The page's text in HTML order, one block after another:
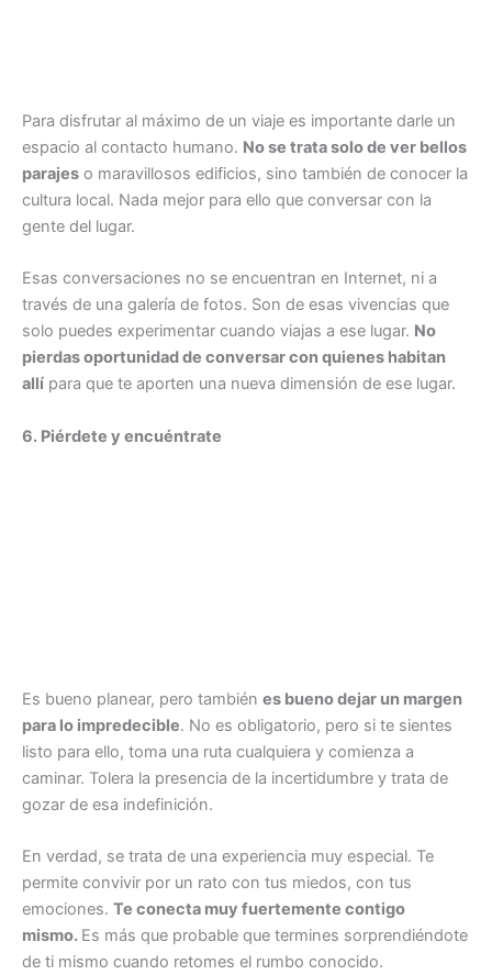
Para disfrutar al máximo de un viaje es importante darle un
espacio al contacto humano. No se trata solo de ver bellos
parajes o maravillosos edificios, sino también de conocer la
cultura local. Nada mejor para ello que conversar con la
gente del lugar.
Esas conversaciones no se encuentran en Internet, ni a
través de una galería de fotos. Son de esas vivencias que
solo puedes experimentar cuando viajas a ese lugar. No
pierdas oportunidad de conversar con quienes habitan
allí para que te aporten una nueva dimensión de ese lugar.
6. Piérdete y encuéntrate
Es bueno planear, pero también es bueno dejar un margen
para lo impredecible. No es obligatorio, pero si te sientes
listo para ello, toma una ruta cualquiera y comienza a
caminar. Tolera la presencia de la incertidumbre y trata de
gozar de esa indefinición.
En verdad, se trata de una experiencia muy especial. Te
permite convivir por un rato con tus miedos, con tus
emociones. Te conecta muy fuertemente contigo
mismo. Es más que probable que termines sorprendiéndote
de ti mismo cuando retomes el rumbo conocido.